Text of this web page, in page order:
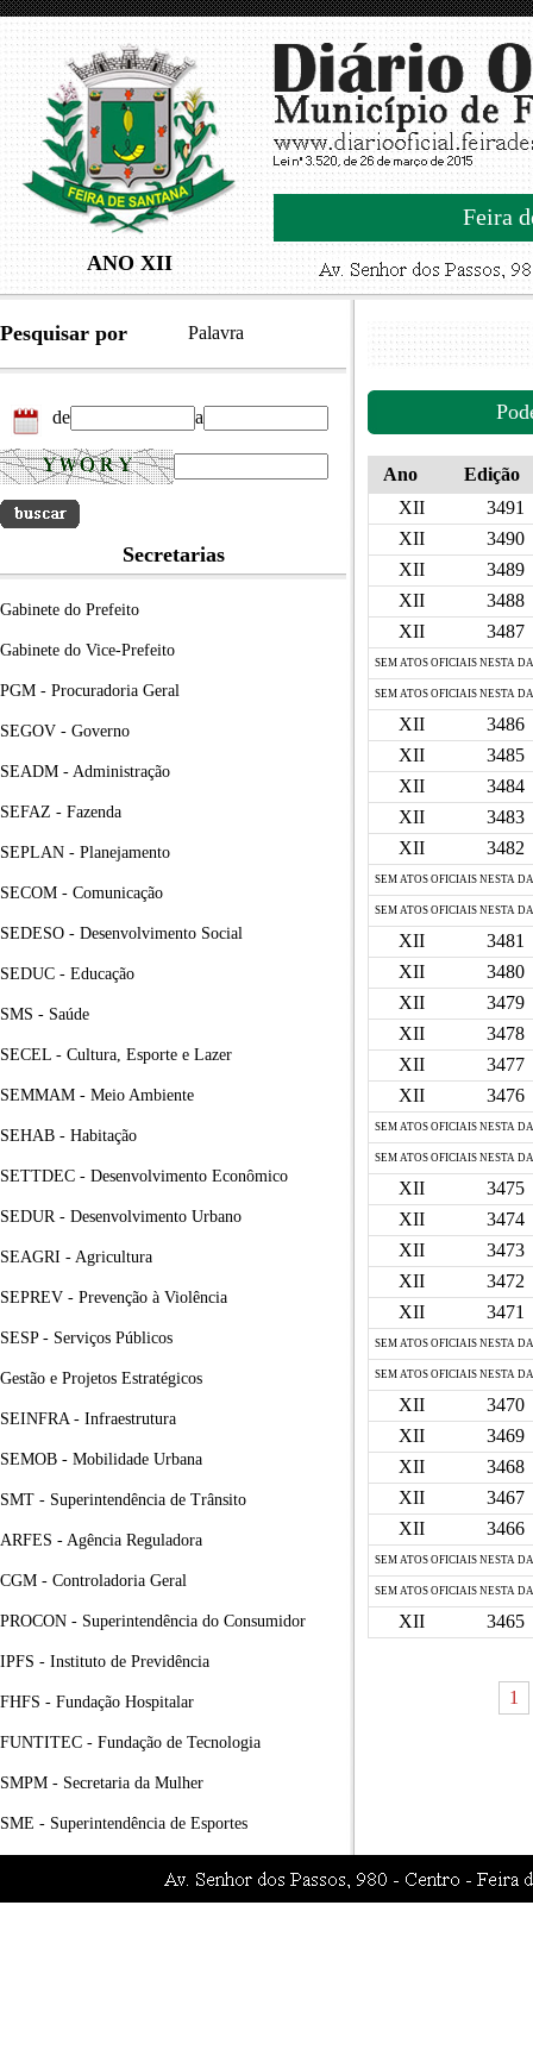
ANO XII
Feira
Pesquisar por Palavra
de a
Secretarias
Gabinete do Prefeito
Gabinete do Vice-Prefeito
PGM - Procuradoria Geral
SEGOV - Governo
SEADM - Administração
SEFAZ - Fazenda
SEPLAN - Planejamento
SECOM - Comunicação
SEDESO - Desenvolvimento Social
SEDUC - Educação
SMS - Saúde
SECEL - Cultura, Esporte e Lazer
SEMMAM - Meio Ambiente
SEHAB - Habitação
SETTDEC - Desenvolvimento Econômico
SEDUR - Desenvolvimento Urbano
SEAGRI - Agricultura
SEPREV - Prevenção à Violência
SESP - Serviços Públicos
Gestão e Projetos Estratégicos
SEINFRA - Infraestrutura
SEMOB - Mobilidade Urbana
SMT - Superintendência de Trânsito
ARFES - Agência Reguladora
CGM - Controladoria Geral
PROCON - Superintendência do Consumidor
IPFS - Instituto de Previdência
FHFS - Fundação Hospitalar
FUNTITEC - Fundação de Tecnologia
SMPM - Secretaria da Mulher
SME - Superintendência de Esportes
Ano
Edição
XII
3491
XII
3490
XII
3489
XII
3488
XII
3487
SEM ATOS OFICIAIS NESTA
SEM ATOS OFICIAIS NESTA
XII
3486
XII
3485
XII
3484
XII
3483
XII
3482
SEM ATOS OFICIAIS NESTA
SEM ATOS OFICIAIS NESTA
XII
3481
XII
3480
XII
3479
XII
3478
XII
3477
XII
3476
SEM ATOS OFICIAIS NESTA
SEM ATOS OFICIAIS NESTA
XII
3475
XII
3474
XII
3473
XII
3472
XII
3471
SEM ATOS OFICIAIS NESTA
SEM ATOS OFICIAIS NESTA
XII
3470
XII
3469
XII
3468
XII
3467
XII
3466
SEM ATOS OFICIAIS NESTA
SEM ATOS OFICIAIS NESTA
XII 3465
1